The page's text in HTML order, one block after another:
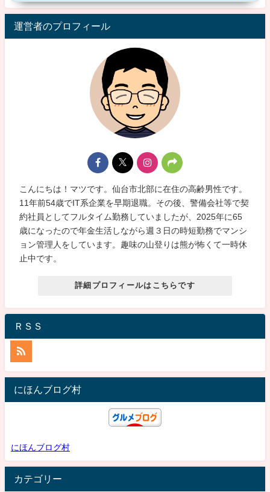
運営者のプロフィール
こんにちは！マツです。仙台市北部に在住の高齢男性です。
11年前54歳でIT系企業を早期退職。その後、警備会社等で契
約社員としてフルタイム勤務していましたが、2025年に65
歳になったので年金生活しながら週３日の時短勤務でマンシ
ョン管理人をしています。趣味の山登りは熊が怖くて一時休
止中です。
詳細プロフィールはこちらです
ＲＳＳ
にほんブログ村
にほんブログ村
カテゴリー